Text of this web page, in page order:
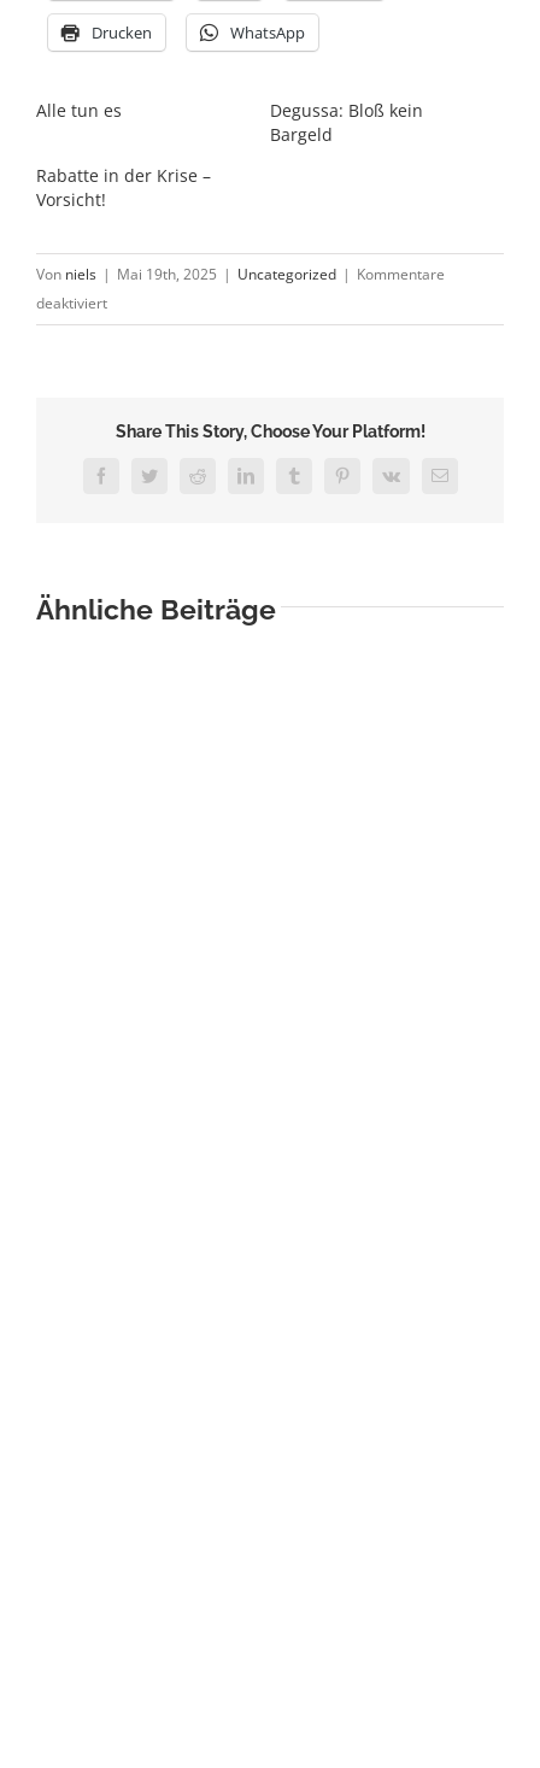
Drucken WhatsApp
Alle tun es
Degussa: Bloß kein
Bargeld
Rabatte in der Krise –
Vorsicht!
Von niels | Mai 19th, 2025 | Uncategorized | Kommentare
deaktiviertfür
Mit
Share This Story, Choose Your Platform!
FacebookTwitterReddit LinkedInTumblrPinterest
Vk
E-
Ähnliche Beiträge